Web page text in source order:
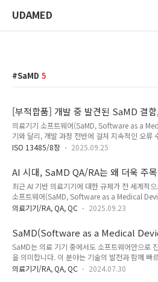
UDAMED
SaMD 5
[부적합품] 개발 중 발견된 SaMD 결
할까?
의료기기 소프트웨어(SaMD, Software as a
기와 달리, 개발 과정 전반에 걸쳐 지속적인 오류
성이 있습니다. 이에 따라 일부 제조소에서는 개발
치) 항목을 적용 제외하는 사례가 있습니다. 그러
다. ISO 13485에서 정의하는 ‘제품’은 최종 제품
까지 포괄할 수 있으며, ‘부적합품’은 명시된 요구
를 포함합니다. 따라서, 소프트웨어가 내부적으
된 시점 이후에 발생하..
ISO 13485/8장 2025.09.25
AI 시대, SaMD QA/RA는 왜 더욱 주
최근 AI 기반 의료기기에 대한 규제가 전 세계적
소프트웨어(SaMD, Software as a Medical
(RA) 전문 인력에 대한 수요가 오히려 강화되고
갖춘 전문가의 입지는 당분간 견고할 것으로 전
SaMD QA/RA 전문가들이 업계 평균보다 높은 연
데, 이는 단순한 희소성 때문만은 아닙니다. AI 관
제 난도가 높습니다. 설명가능성
(Cybers..
의료기기/RA, QA, QC 2025.09.23
SaMD(Software as a Medical
도전
SaMD는 의료 기기 중에서도 소프트웨어만으로
을 의미합니다. 이 분야는 기술의 발전과 함께 빠
와 허가 절차에서도 많은 도전 과제가 존재합니다
의료기기/RA, QA, QC 2024.07.30